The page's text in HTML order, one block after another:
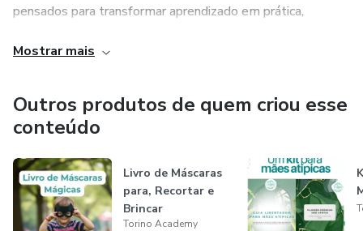
pensados para transformar aprendizado em prática,
Torino Therapy.
Mostrar mais
Outros produtos de quem criou esse
conteúdo
Livro de Máscaras
para, Recortar e
Brincar
Torino Academy